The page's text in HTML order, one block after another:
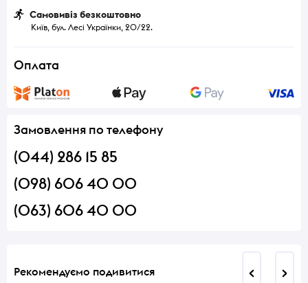
Самовивіз безкоштовно
Київ, бул. Лесі Українки, 20/22.
Оплата
Замовлення по телефону
(044) 286 15 85
(098) 606 40 00
(063) 606 40 00
Рекомендуємо подивитися